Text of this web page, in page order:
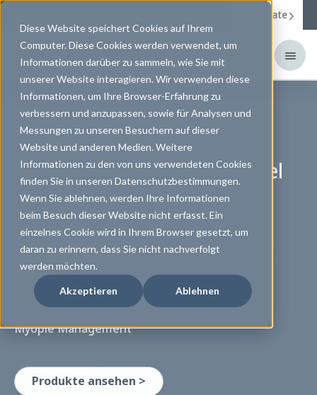
Diese Website speichert Cookies auf Ihrem
Computer. Diese Cookies werden verwendet, um
Informationen darüber zu sammeln, wie Sie mit
unserer Website interagieren. Wir verwenden diese
Informationen, um Ihre Browser-Erfahrung zu
verbessern und anzupassen, sowie für Analysen und
Messungen zu unseren Besuchern auf dieser
Website und anderen Medien. Weitere
Informationen zu den von uns verwendeten Cookies
finden Sie in unseren Datenschutzbestimmungen.
Wenn Sie ablehnen, werden Ihre Informationen
beim Besuch dieser Website nicht erfasst. Ein
einzelnes Cookie wird in Ihrem Browser gesetzt, um
daran zu erinnern, dass Sie nicht nachverfolgt
werden möchten.
Akzeptieren Ablehnen
Corporate
UNSER PORTFOLIO FÜR GUTES SEHEN
Kontaktlinsen & Pflegemittel
Austauschlinsen
Individuelle Weichlinsen
Formstabile Kontaktlinsen
Ortho-K
Irreguläre Hornhäute
Augentropfen
Pflegemittel & Zubehör
Myopie Management
Produkte ansehen >
kontaktlinsenFREUDE treibt uns an
Willkommen
bei Menicon
Eine Kontaktlinse mag ein simples Produkt sein,
aber ihre Bedeutung für gutes Sehen und unsere
Lebensqualität ist immens.
Wir bei Menicon wollen Menschen mit sicheren
und präzisen Produkten FREUDE AM SEHEN
ermöglichen.
Über uns >
UNSERE VIELFALT FÜR DEINEN ERFOLG
MENICON means more.
Menicon bietet mehr. Unser Angebot umfasst
weit mehr als „nur“ innovative Produkte. Finde
heraus, welchen Mehrwert Du aus einer
Partnerschaft mit Menicon gewinnen kannst.